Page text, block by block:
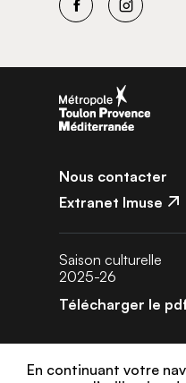
FacebookInstagram
Nous contacter
Extranet Imuse
Saison culturelle
2025-26
Télécharger le
En continuant votre